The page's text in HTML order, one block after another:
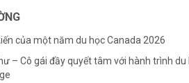
của một năm du học Canada 2026
– Cô gái đầy quyết tâm với hành trình